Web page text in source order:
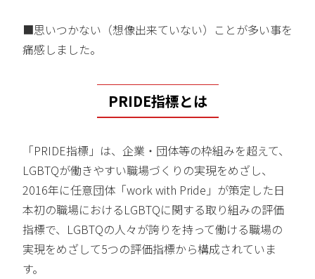
■思いつかない（想像出来ていない）ことが多い事を
痛感しました。
PRIDE指標とは
「PRIDE指標」は、企業・団体等の枠組みを超えて、
LGBTQが働きやすい職場づくりの実現をめざし、
2016年に任意団体「work with Pride」が策定した日
本初の職場におけるLGBTQに関する取り組みの評価
指標で、LGBTQの人々が誇りを持って働ける職場の
実現をめざして5つの評価指標から構成されていま
す。